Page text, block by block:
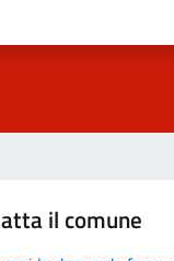
il comune